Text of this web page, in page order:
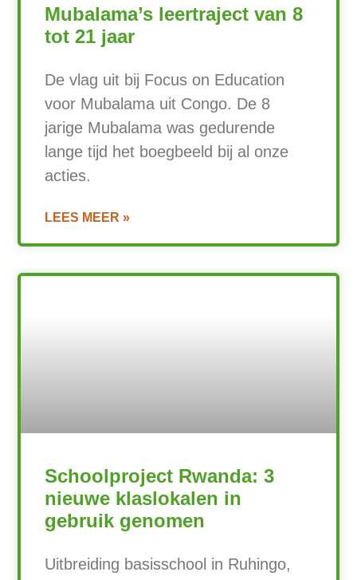
Mubalama’s leertraject van 8
tot 21 jaar
De vlag uit bij Focus on Education
voor Mubalama uit Congo. De 8
jarige Mubalama was gedurende
lange tijd het boegbeeld bij al onze
acties.
LEES MEER »
Schoolproject Rwanda: 3
nieuwe klaslokalen in
gebruik genomen
Uitbreiding basisschool in Ruhingo,